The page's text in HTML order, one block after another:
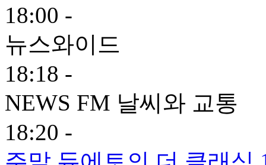
18:00 -
뉴스와이드
18:18 -
NEWS FM 날씨와 교통
18:20 -